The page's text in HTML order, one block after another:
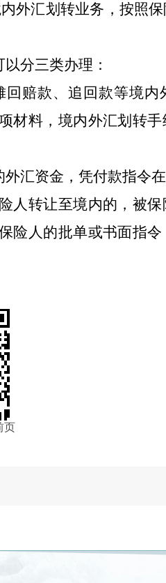
外汇划转业务，按照
分三类办理：
回赔款、追回款等境
材料，境内外汇划转
汇资金，凭付款指令
人转让至境内的，被
险人的批单或书面指
页